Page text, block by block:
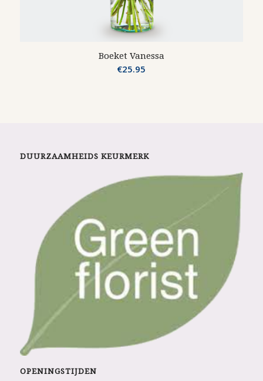
Boeket Vanessa
€25.95
DUURZAAMHEIDS KEURMERK
OPENINGSTIJDEN